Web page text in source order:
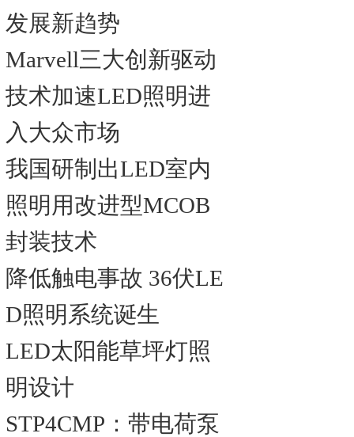
发展新趋势
Marvell三大创新驱动
技术加速LED照明进
入大众市场
我国研制出LED室内
照明用改进型MCOB
封装技术
降低触电事故 36伏LE
D照明系统诞生
LED太阳能草坪灯照
明设计
STP4CMP：带电荷泵